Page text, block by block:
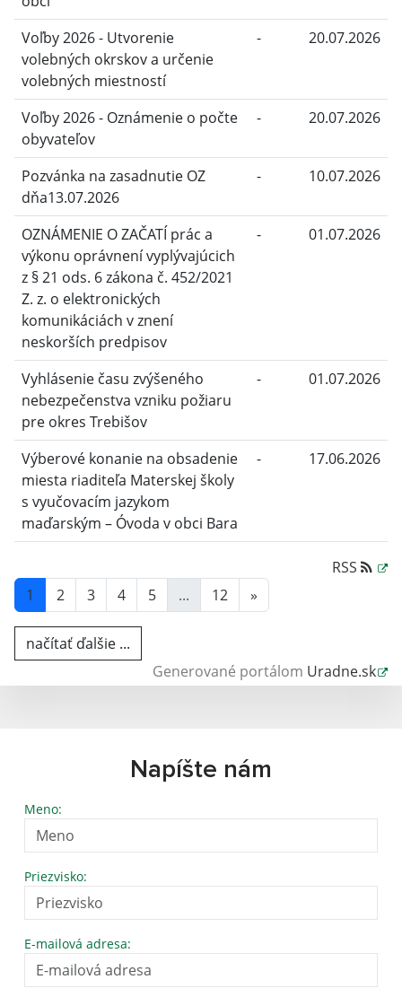
Voľby 2026 - Utvorenie
volebných okrskov a určenie
volebných miestností
- 20.07.2026
Voľby 2026 - Oznámenie o počte
obyvateľov
- 20.07.2026
Pozvánka na zasadnutie OZ
dňa13.07.2026
- 10.07.2026
OZNÁMENIE O ZAČATÍ prác a
výkonu oprávnení vyplývajúcich
z § 21 ods. 6 zákona č. 452/2021
Z. z. o elektronických
komunikáciách v znení
neskorších predpisov
- 01.07.2026
Vyhlásenie času zvýšeného
nebezpečenstva vzniku požiaru
pre okres Trebišov
- 01.07.2026
Výberové konanie na obsadenie
miesta riaditeľa Materskej školy
s vyučovacím jazykom
maďarským – Óvoda v obci Bara
- 17.06.2026
RSS
1
2 3 4 5 ... 12 »
načítať ďalšie ...
Generované portálom Uradne.sk
Napíšte nám
Meno:
Priezvisko:
E-mailová adresa: